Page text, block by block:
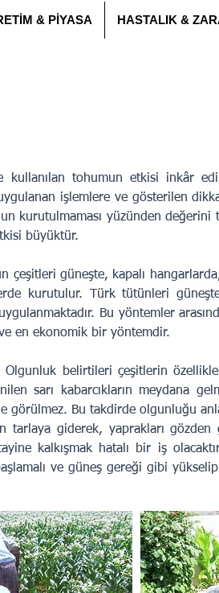
& PİYASA HASTALIK &
kullanılan tohumun etkisi inkâr
işlemlere ve gösterilen
kurutulmaması yüzünden
büyüktür.
çeşitleri güneşte, kapalı
kurutulur. Türk tütünleri
Bu yöntemler
en ekonomik bir yöntemdir.
Olgunluk belirtileri çeşitlerin
sarı kabarcıkların meydana
görülmez. Bu takdirde olgunluğu
tarlaya giderek, yaprakları
kalkışmak hatalı bir iş
ve güneş gereği gibi yükselip